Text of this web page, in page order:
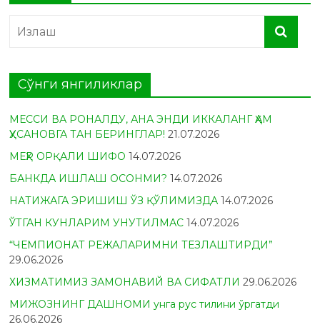
Сўнги янгиликлар
МЕССИ ВА РОНАЛДУ, АНА ЭНДИ ИККАЛАНГ ҲАМ
ҲУСАНОВГА ТАН БЕРИНГЛАР! 21.07.2026
МЕҲР ОРҚАЛИ ШИФО 14.07.2026
БАНКДА ИШЛАШ ОСОНМИ? 14.07.2026
НАТИЖАГА ЭРИШИШ ЎЗ ҚЎЛИМИЗДА 14.07.2026
ЎТГАН КУНЛАРИМ УНУТИЛМАС 14.07.2026
“ЧЕМПИОНАТ РЕЖАЛАРИМНИ ТЕЗЛАШТИРДИ”
29.06.2026
ХИЗМАТИМИЗ ЗАМОНАВИЙ ВА СИФАТЛИ 29.06.2026
МИЖОЗНИНГ ДАШНОМИ унга рус тилини ўргатди
26.06.2026